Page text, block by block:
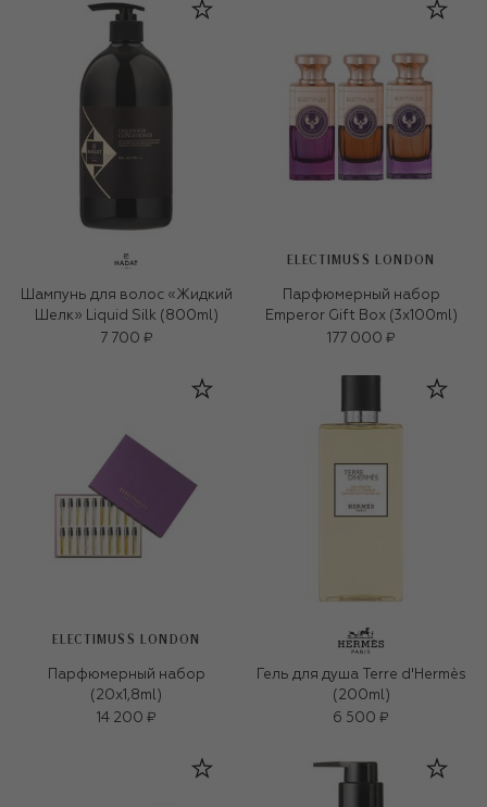
Шампунь для волос «Жидкий
Шелк» Liquid Silk (800ml)
7 700 ₽
ELECTIMUSS LONDON
Парфюмерный набор
Emperor Gift Box (3x100ml)
177 000 ₽
ELECTIMUSS LONDON
Парфюмерный набор
(20x1,8ml)
14 200 ₽
Гель для душа Terre d'Hermès
(200ml)
6 500 ₽